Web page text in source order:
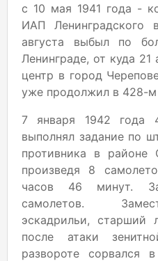
с 10 мая 1941 года -
ИАП Ленинградского
августа выбыл по
Ленинграде, от куда 21
центр в город
уже продолжил в 428-
7 января 1942
выполнял задание по
противника в районе
произведя 8
часов 46 минут.
самолетов.
эскадрильи, старший
после атаки
развороте сорвался